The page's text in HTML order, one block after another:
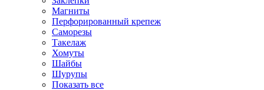
Магниты
Перфорированный крепеж
Саморезы
Такелаж
Хомуты
Шайбы
Шурупы
Показать все